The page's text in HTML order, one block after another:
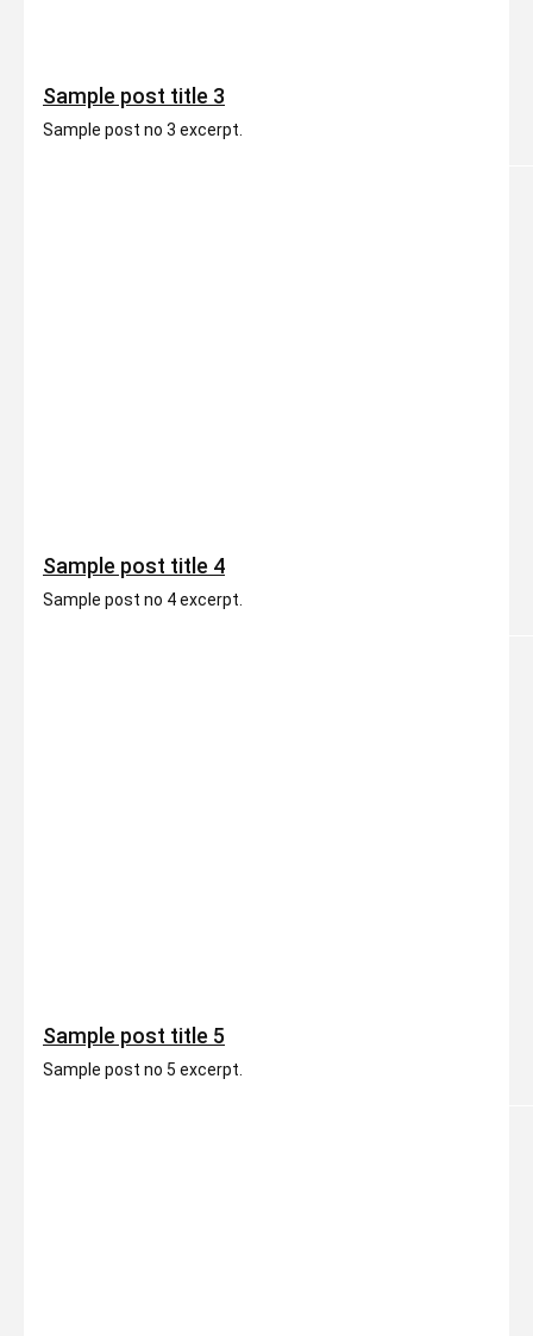
Sample post title 3
Sample post no 3 excerpt.
Sample post title 4
Sample post no 4 excerpt.
Sample post title 5
Sample post no 5 excerpt.